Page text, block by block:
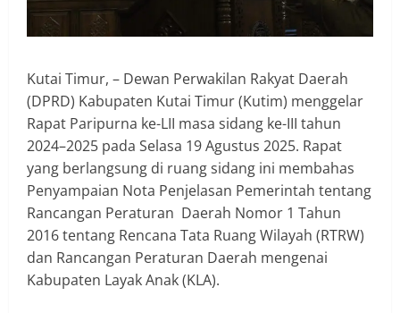
Kutai Timur, – Dewan Perwakilan Rakyat Daerah
(DPRD) Kabupaten Kutai Timur (Kutim) menggelar
Rapat Paripurna ke-LII masa sidang ke-III tahun
2024–2025 pada Selasa 19 Agustus 2025. Rapat
yang berlangsung di ruang sidang ini membahas
Penyampaian Nota Penjelasan Pemerintah tentang
Rancangan Peraturan Daerah Nomor 1 Tahun
2016 tentang Rencana Tata Ruang Wilayah (RTRW)
dan Rancangan Peraturan Daerah mengenai
Kabupaten Layak Anak (KLA).